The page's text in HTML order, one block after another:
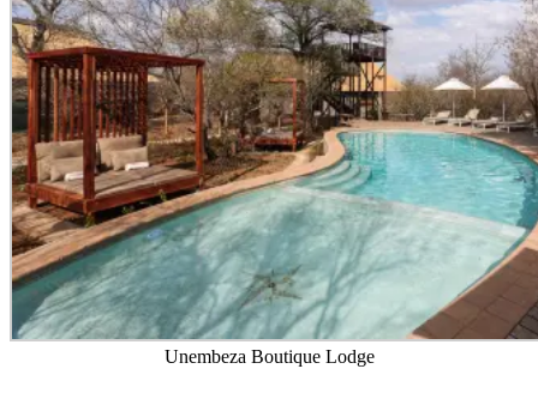
Unembeza Boutique Lodge